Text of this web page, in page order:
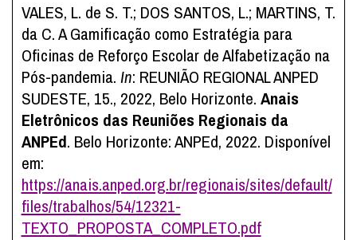
VALES, L. de S. T.; DOS SANTOS, L.; MARTINS, T.
da C. A Gamificação como Estratégia para
Oficinas de Reforço Escolar de Alfabetização na
Pós-pandemia. In: REUNIÃO REGIONAL ANPED
SUDESTE, 15., 2022, Belo Horizonte. Anais
Eletrônicos das Reuniões Regionais da
ANPEd. Belo Horizonte: ANPEd, 2022. Disponível
em:
https://anais.anped.org.br/regionais/sites/default/
files/trabalhos/54/12321-
TEXTO_PROPOSTA_COMPLETO.pdf